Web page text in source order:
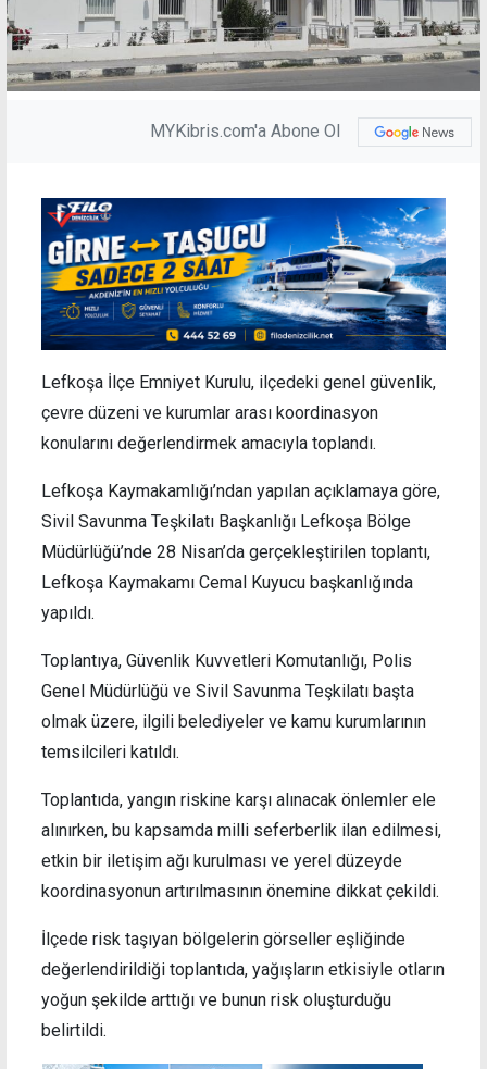
MYKibris.com'a Abone Ol
Lefkoşa İlçe Emniyet Kurulu, ilçedeki genel güvenlik,
çevre düzeni ve kurumlar arası koordinasyon
konularını değerlendirmek amacıyla toplandı.
Lefkoşa Kaymakamlığı’ndan yapılan açıklamaya göre,
Sivil Savunma Teşkilatı Başkanlığı Lefkoşa Bölge
Müdürlüğü’nde 28 Nisan’da gerçekleştirilen toplantı,
Lefkoşa Kaymakamı Cemal Kuyucu başkanlığında
yapıldı.
Toplantıya, Güvenlik Kuvvetleri Komutanlığı, Polis
Genel Müdürlüğü ve Sivil Savunma Teşkilatı başta
olmak üzere, ilgili belediyeler ve kamu kurumlarının
temsilcileri katıldı.
Toplantıda, yangın riskine karşı alınacak önlemler ele
alınırken, bu kapsamda milli seferberlik ilan edilmesi,
etkin bir iletişim ağı kurulması ve yerel düzeyde
koordinasyonun artırılmasının önemine dikkat çekildi.
İlçede risk taşıyan bölgelerin görseller eşliğinde
değerlendirildiği toplantıda, yağışların etkisiyle otların
yoğun şekilde arttığı ve bunun risk oluşturduğu
belirtildi.